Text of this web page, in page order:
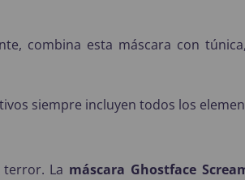
combina esta máscara con
siempre incluyen todos los
La máscara Ghostface